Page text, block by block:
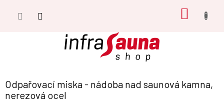
Odpařovací miska - nádoba nad saunová kamna,
nerezová ocel